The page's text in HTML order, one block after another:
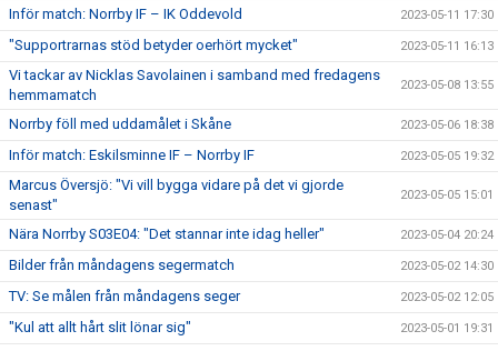
Inför match: Norrby IF – IK Oddevold 2023-05-11 17:30
"Supportrarnas stöd betyder oerhört mycket" 2023-05-11 16:13
Vi tackar av Nicklas Savolainen i samband med fredagens
hemmamatch
2023-05-08 13:55
Norrby föll med uddamålet i Skåne 2023-05-06 18:38
Inför match: Eskilsminne IF – Norrby IF 2023-05-05 19:32
Marcus Översjö: "Vi vill bygga vidare på det vi gjorde
senast"
2023-05-05 15:01
Nära Norrby S03E04: "Det stannar inte idag heller" 2023-05-04 20:24
Bilder från måndagens segermatch 2023-05-02 14:30
TV: Se målen från måndagens seger 2023-05-02 12:05
"Kul att allt hårt slit lönar sig" 2023-05-01 19:31